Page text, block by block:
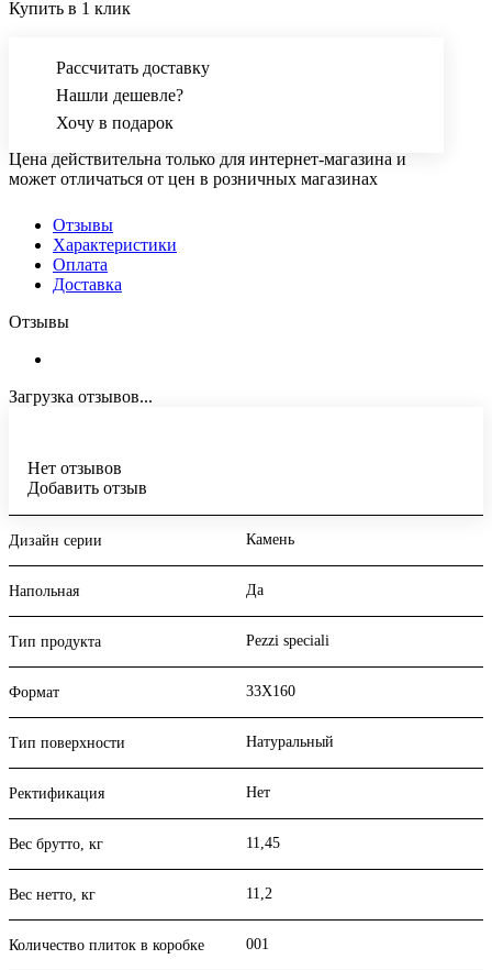
Купить в 1 клик
Рассчитать доставку
Нашли дешевле?
Хочу в подарок
Цена действительна только для интернет-магазина и
может отличаться от цен в розничных магазинах
Отзывы
Характеристики
Оплата
Доставка
Отзывы
Загрузка отзывов...
Нет отзывов
Добавить отзыв
Дизайн серии Камень
Напольная Да
Тип продукта Pezzi speciali
Формат 33X160
Тип поверхности Натуральный
Ректификация Нет
Вес брутто, кг 11,45
Вес нетто, кг 11,2
Количество плиток в коробке 001